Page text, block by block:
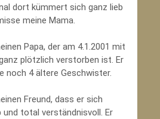
dort kümmert sich ganz lieb
meine Mama.
Papa, der am 4.1.2001 mit
plötzlich verstorben ist. Er
noch 4 ältere Geschwister.
Freund, dass er sich
und total verständnisvoll. Er